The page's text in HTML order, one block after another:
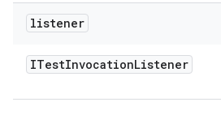
listener
ITestInvocationListener